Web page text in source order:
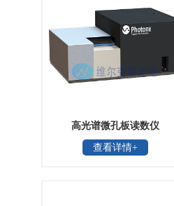
高光谱微孔板读数仪
查看详情+